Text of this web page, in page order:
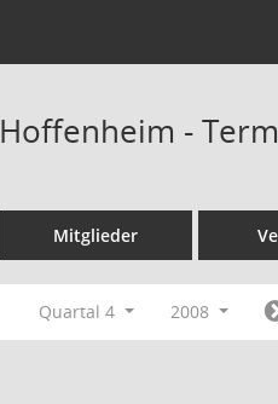
-
Mitglieder
Quartal 4 2008